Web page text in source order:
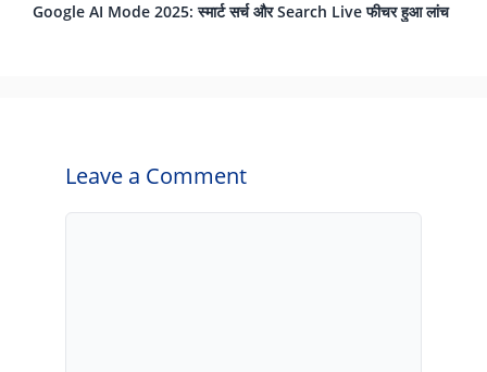
Google AI Mode 2025: स्मार्ट सर्च और Search Live फीचर हुआ लांच
Leave a Comment